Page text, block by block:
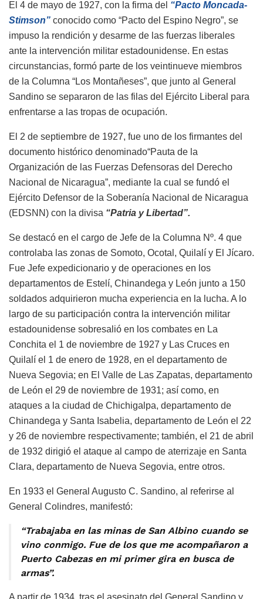
El 4 de mayo de 1927, con la firma del “Pacto Moncada-
Stimson” conocido como “Pacto del Espino Negro”, se
impuso la rendición y desarme de las fuerzas liberales
ante la intervención militar estadounidense. En estas
circunstancias, formó parte de los veintinueve miembros
de la Columna “Los Montañeses”, que junto al General
Sandino se separaron de las filas del Ejército Liberal para
enfrentarse a las tropas de ocupación.
El 2 de septiembre de 1927, fue uno de los firmantes del
documento histórico denominado“Pauta de la
Organización de las Fuerzas Defensoras del Derecho
Nacional de Nicaragua”, mediante la cual se fundó el
Ejército Defensor de la Soberanía Nacional de Nicaragua
(EDSNN) con la divisa “Patria y Libertad”.
Se destacó en el cargo de Jefe de la Columna Nº. 4 que
controlaba las zonas de Somoto, Ocotal, Quilalí y El Jícaro.
Fue Jefe expedicionario y de operaciones en los
departamentos de Estelí, Chinandega y León junto a 150
soldados adquirieron mucha experiencia en la lucha. A lo
largo de su participación contra la intervención militar
estadounidense sobresalió en los combates en La
Conchita el 1 de noviembre de 1927 y Las Cruces en
Quilalí el 1 de enero de 1928, en el departamento de
Nueva Segovia; en El Valle de Las Zapatas, departamento
de León el 29 de noviembre de 1931; así como, en
ataques a la ciudad de Chichigalpa, departamento de
Chinandega y Santa Isabelia, departamento de León el 22
y 26 de noviembre respectivamente; también, el 21 de abril
de 1932 dirigió el ataque al campo de aterrizaje en Santa
Clara, departamento de Nueva Segovia, entre otros.
En 1933 el General Augusto C. Sandino, al referirse al
General Colindres, manifestó:
“Trabajaba en las minas de San Albino cuando se
vino conmigo. Fue de los que me acompañaron a
Puerto Cabezas en mi primer gira en busca de
armas”.
A partir de 1934, tras el asesinato del General Sandino y